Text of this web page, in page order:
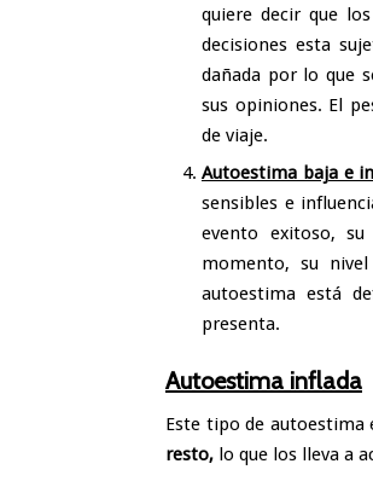
quiere decir que
decisiones esta
dañada por lo que
sus opiniones. El
de viaje.
Autoestima baja e
sensibles e
evento exitoso,
momento, su
autoestima está
presenta.
Autoestima inflada
Este tipo de autoestima
resto, lo que los lleva a